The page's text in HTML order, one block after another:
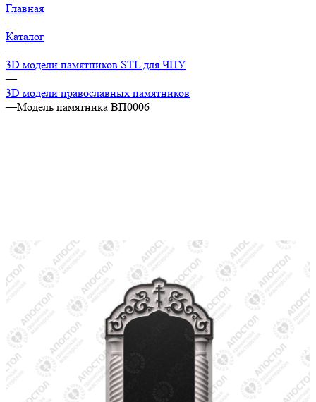
Главная
—
Каталог
—
3D модели памятников STL для ЧПУ
—
3D модели православных памятников
—Модель памятника ВП0006